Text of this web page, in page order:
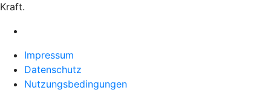
Kraft.
Impressum
Datenschutz
Nutzungsbedingungen